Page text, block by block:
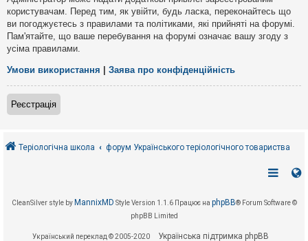
і
д
е
й
к
т
и
в
т
користувачам. Перед тим, як увійти, будь ласка, переконайтесь що
ви погоджуєтесь з правилами та політиками, які прийняті на форумі.
Пам'ятайте, що ваше перебування на форумі означає вашу згоду з
усіма правилами.
Умови використання Заява про конфіденційність
Реєстрація
Теріологічна школа форум Українського теріологічного товариства
CleanSilver style by MannixMD Style Version 1.1.6 Працює на phpBB® Forum Software ©
phpBB Limited
Український переклад © 2005-2020 Українська підтримка phpBB